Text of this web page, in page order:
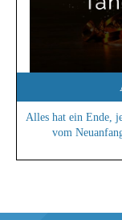
Alles hat ein Ende,
vom